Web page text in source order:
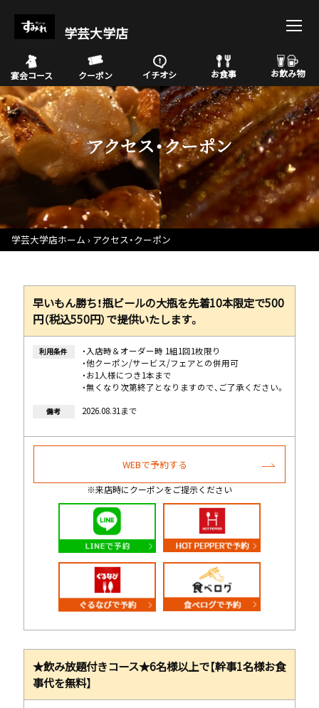
学芸大学店
宴会コース クーポン イチオシ お食事 お飲み物
アクセス・クーポン
学芸大学店ホーム アクセス・クーポン
早いもん勝ち！瓶ビールの大瓶を先着10本限定で500
円（税込550円）で提供いたします。
利用条件
・入店時＆オーダー時 1組1回1枚限り
・他クーポン/サービス/フェアとの併用可
・お1人様につき1本まで
・無くなり次第終了となりますので、ご了承ください。
備考 2026.08.31まで
WEBで予約する
※来店時にクーポンをご提示ください
★飲み放題付きコース★6名様以上で【幹事1名様お食
事代を無料】